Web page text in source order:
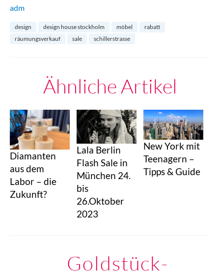
adm
design design house stockholm möbel
rabatt
räumungsverkauf
sale schillerstrasse
Ähnliche Artikel
Diamanten
aus dem
Labor – die
Zukunft?
Lala Berlin
Flash Sale in
München 24.
bis
26.Oktober
2023
New York mit
Teenagern –
Tipps & Guide
Goldstück-